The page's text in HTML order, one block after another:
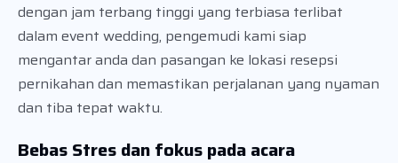
dengan jam terbang tinggi yang terbiasa terlibat
dalam event wedding, pengemudi kami siap
mengantar anda dan pasangan ke lokasi resepsi
pernikahan dan memastikan perjalanan yang nyaman
dan tiba tepat waktu.
Bebas Stres dan fokus pada acara